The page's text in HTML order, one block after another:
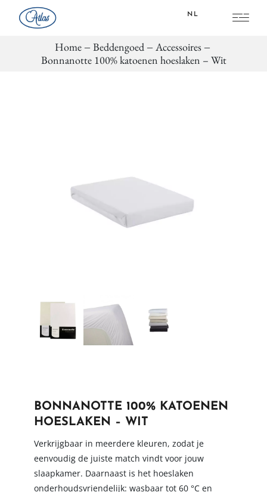
NL
FR
Home Beddengoed
Accessoires
Bonnanotte 100% katoenen hoeslaken – Wit
BONNANOTTE 100% KATOENEN
HOESLAKEN – WIT
Verkrijgbaar in meerdere kleuren, zodat je
eenvoudig de juiste match vindt voor jouw
slaapkamer. Daarnaast is het hoeslaken
onderhoudsvriendelijk: wasbaar tot 60 °C en